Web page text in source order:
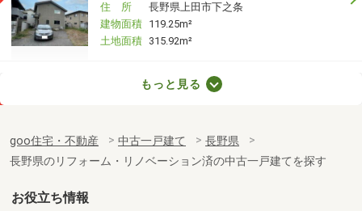
住 所
長野県上田市下之条
建物面積 119.25m²
土地面積 315.92m²
建物面積 89.43m²
土地面積 314.27m²
長野県長野市箱清水３丁目
もっと見る
goo住宅・不動産 中古一戸建て
長野県
長野県のリフォーム・リノベーション済の中古一戸建てを探す
お役立ち情報